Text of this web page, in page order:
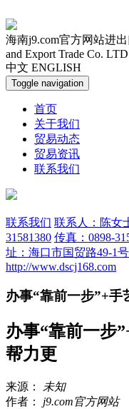
海南j9.com官方网站进
and Export Trade Co. LTD
中文 ENGLISH
Toggle navigation
首页
关于我们
贸易动态
贸易资讯
联系我们
联系我们 联系人：陈女
31581380 传真：0898-
址：海口市国贸路49-1
http://www.dscj168.com
办事“靠前一步”+手
办事“靠前一步
帮力更
来源：
未知
作者： j9.com官方网站